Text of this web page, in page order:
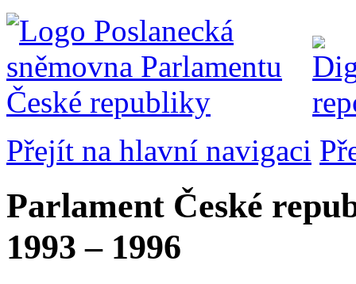
Přejít na hlavní navigaci
Parlament České
1993 – 1996